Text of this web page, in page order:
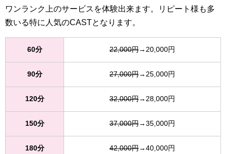
ワンランク上のサービスを体験出来ます。リピート様も多
数いる特に人気のCASTとなります。
60分 22,000円→20,000円
90分 27,000円→25,000円
120分 32,000円→28,000円
150分 37,000円→35,000円
180分 42,000円→40,000円